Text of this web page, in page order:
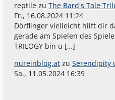
reptile zuThe Bard's Tale
Fr., 16.08.2024 11:24
Dörflinger vielleicht hilft dir
gerade am Spielen des
TRILOGY bin u […]
nureinblog.at zuSerendipity
Sa., 11.05.2024 16:39